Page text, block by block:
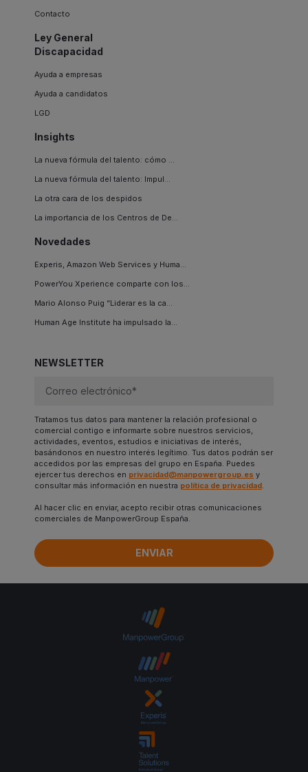
Contacto
Ley General
Discapacidad
Ayuda a empresas
Ayuda a candidatos
LGD
Insights
La nueva fórmula del talento: cómo ...
La nueva fórmula del talento: Impul...
La otra cara de los despidos
La importancia de los Centros de De...
Novedades
Experis, Amazon Web Services y Huma...
PowerYou Xperience comparte con los...
Mario Alonso Puig “Liderar es la ca...
Human Age Institute ha impulsado la...
NEWSLETTER
Tratamos tus datos para mantener la relación profesional o
comercial contigo e informarte sobre nuestros servicios,
actividades, eventos, estudios e iniciativas de interés,
basándonos en nuestro interés legítimo. Tus datos podrán ser
accedidos por las empresas del grupo en España. Puedes
ejercer tus derechos en privacidad@manpowergroup.es y
consultar más información en nuestra política de privacidad.
Al hacer clic en enviar, acepto recibir otras comunicaciones
comerciales de ManpowerGroup España.